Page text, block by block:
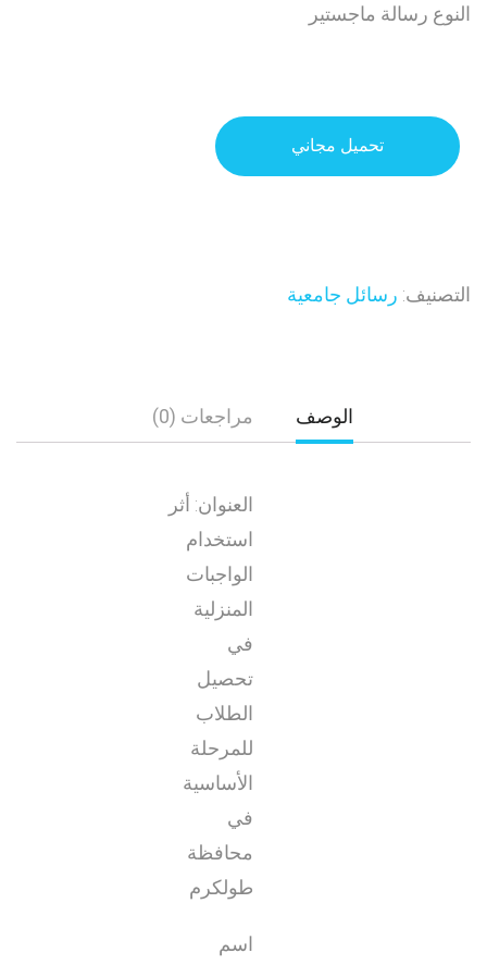
النوع رسالة ماجستير
تحميل مجاني
التصنيف: رسائل جامعية
الوصف مراجعات (0)
العنوان: أثر
استخدام
الواجبات
المنزلية
في
تحصيل
الطلاب
للمرحلة
الأساسية
في
محافظة
طولكرم
اسم